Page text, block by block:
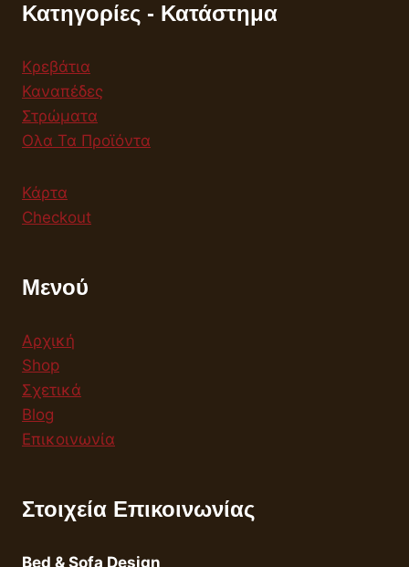
Κατηγορίες - Κατάστημα
Κρεβάτια
Καναπέδες
Στρώματα
Ολα Τα Προϊόντα
Κάρτα
Checkout
Μενού
Αρχική
Shop
Σχετικά
Blog
Επικοινωνία
Στοιχεία Επικοινωνίας
Bed & Sofa Design